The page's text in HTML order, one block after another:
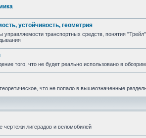
устойчивость, геометрия
управляемости транспортных средств, понятия
того, что не будет реально использовано в
что не попало в вышеозначенные
чертежи лигерадов и веломобилей